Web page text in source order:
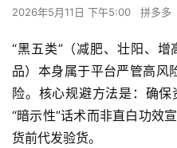
2026年5月11日 下午5:00 拼多多
“黑五类”（减肥、壮阳、
品）本身属于平台严管高风
险。核心规避方法是：确
“暗示性”话术而非直白功效
货前代发验货。